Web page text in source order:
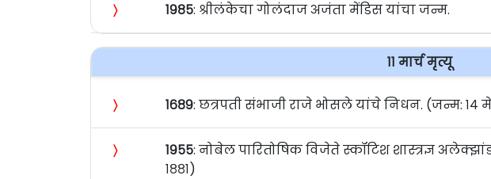
〉 १९८५: श्रीलंकेचा गोलंदाज अजंता मेंडिस यांचा जन्म.
११ मार्च मृत्यू
〉 १६८९: छत्रपती संभाजी राजे भोसले यांचे निधन. (जन्म: १४
〉 १९५५: नोबेल पारितोषिक विजेते स्कॉटिश शास्त्रज्ञ
१८८१)